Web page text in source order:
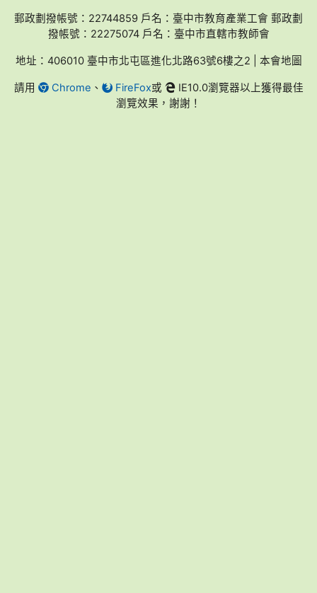
郵政劃撥帳號：22744859 戶名：臺中市教育產業工會 郵政劃
撥帳號：22275074 戶名：臺中市直轄市教師會
地址：406010 臺中市北屯區進化北路63號6樓之2 | 本會地圖
請用 Chrome 、 FireFox或
IE10.0瀏覽器以上獲得最佳
瀏覽效果，謝謝！